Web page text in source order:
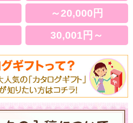
～20,000円
30,001円～